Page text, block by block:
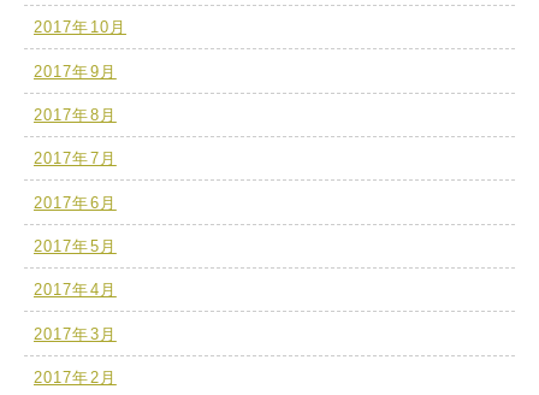
2017年10月
2017年9月
2017年8月
2017年7月
2017年6月
2017年5月
2017年4月
2017年3月
2017年2月